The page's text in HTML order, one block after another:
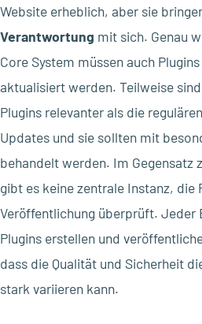
Website erheblich, aber sie
Verantwortung mit sich. Genau
Core System müssen auch
aktualisiert werden. Teilweise
Plugins relevanter als die
Updates und sie sollten mit
behandelt werden. Im Gegensatz
gibt es keine zentrale Instanz, die
Veröffentlichung überprüft. Jeder
Plugins erstellen und
dass die Qualität und Sicherheit
stark variieren kann.